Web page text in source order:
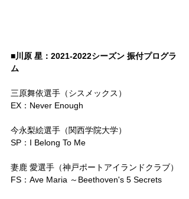
■川原 星：2021-2022シーズン 振付プログラ
ム
三原舞依選手（シスメックス）
EX：Never Enough
今永梨絵選手（関西学院大学）
SP：I Belong To Me
妻鹿 愛選手（神戸ポートアイランドクラブ）
FS：Ave Maria ～Beethoven's 5 Secrets